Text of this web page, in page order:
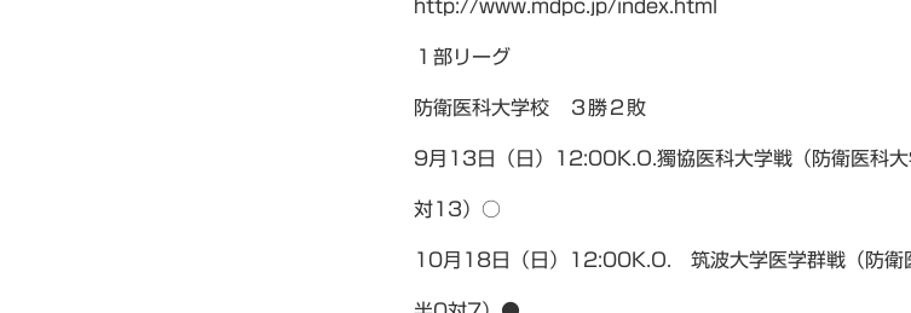
http://www.mdpc.jp/index.html
１部リーグ
防衛医科大学校 ３勝２敗
9月13日（日）12:00K.O.獨協医科大学戦（防衛医科
対13）○
10月18日（日）12:00K.O. 筑波大学医学群戦（防衛